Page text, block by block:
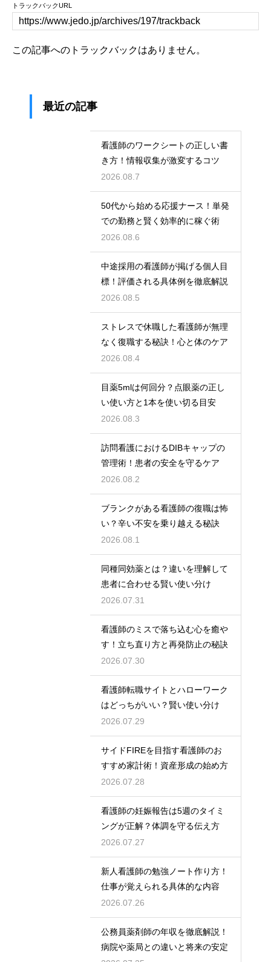
トラックバックURL
この記事へのトラックバックはありません。
最近の記事
看護師のワークシートの正しい書
き方！情報収集が激変するコツ
2026.08.7
50代から始める応援ナース！単発
での勤務と賢く効率的に稼ぐ術
2026.08.6
中途採用の看護師が掲げる個人目
標！評価される具体例を徹底解説
2026.08.5
ストレスで休職した看護師が無理
なく復職する秘訣！心と体のケア
2026.08.4
目薬5mlは何回分？点眼薬の正し
い使い方と1本を使い切る目安
2026.08.3
訪問看護におけるDIBキャップの
管理術！患者の安全を守るケア
2026.08.2
ブランクがある看護師の復職は怖
い？辛い不安を乗り越える秘訣
2026.08.1
同種同効薬とは？違いを理解して
患者に合わせる賢い使い分け
2026.07.31
看護師のミスで落ち込む心を癒や
す！立ち直り方と再発防止の秘訣
2026.07.30
看護師転職サイトとハローワーク
はどっちがいい？賢い使い分け
2026.07.29
サイドFIREを目指す看護師のお
すすめ家計術！資産形成の始め方
2026.07.28
看護師の妊娠報告は5週のタイミ
ングが正解？体調を守る伝え方
2026.07.27
新人看護師の勉強ノート作り方！
仕事が覚えられる具体的な内容
2026.07.26
公務員薬剤師の年収を徹底解説！
病院や薬局との違いと将来の安定